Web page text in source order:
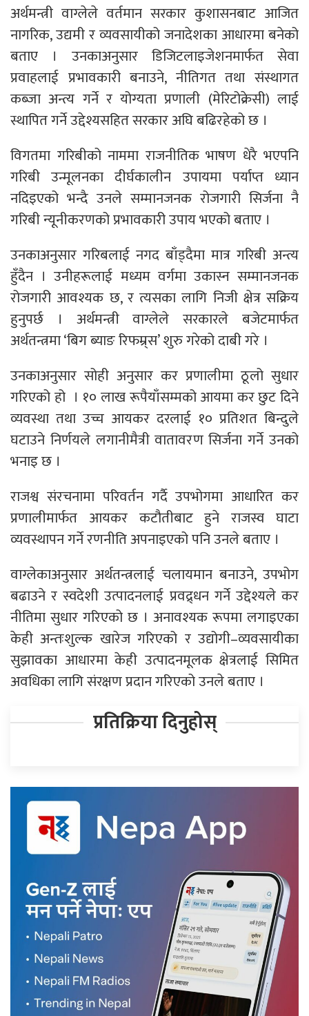
अर्थमन्त्री वाग्लेले वर्तमान सरकार कुशासनबाट आजित
नागरिक, उद्यमी र व्यवसायीको जनादेशका आधारमा बनेको
बताए । उनकाअनुसार डिजिटलाइजेशनमार्फत सेवा
प्रवाहलाई प्रभावकारी बनाउने, नीतिगत तथा संस्थागत
कब्जा अन्त्य गर्ने र योग्यता प्रणाली (मेरिटोक्रेसी) लाई
स्थापित गर्ने उद्देश्यसहित सरकार अघि बढिरहेको छ ।
विगतमा गरिबीको नाममा राजनीतिक भाषण धेरै भएपनि
गरिबी उन्मूलनका दीर्घकालीन उपायमा पर्याप्त ध्यान
नदिइएको भन्दै उनले सम्मानजनक रोजगारी सिर्जना नै
गरिबी न्यूनीकरणको प्रभावकारी उपाय भएको बताए ।
उनकाअनुसार गरिबलाई नगद बाँड्दैमा मात्र गरिबी अन्त्य
हुँदैन । उनीहरूलाई मध्यम वर्गमा उकास्न सम्मानजनक
रोजगारी आवश्यक छ, र त्यसका लागि निजी क्षेत्र सक्रिय
हुनुपर्छ । अर्थमन्त्री वाग्लेले सरकारले बजेटमार्फत
अर्थतन्त्रमा ‘बिग ब्याङ रिफम्र्स’ शुरु गरेको दाबी गरे ।
उनकाअनुसार सोही अनुसार कर प्रणालीमा ठूलो सुधार
गरिएको हो । १० लाख रूपैयाँसम्मको आयमा कर छुट दिने
व्यवस्था तथा उच्च आयकर दरलाई १० प्रतिशत बिन्दुले
घटाउने निर्णयले लगानीमैत्री वातावरण सिर्जना गर्ने उनको
भनाइ छ ।
राजश्व संरचनामा परिवर्तन गर्दै उपभोगमा आधारित कर
प्रणालीमार्फत आयकर कटौतीबाट हुने राजस्व घाटा
व्यवस्थापन गर्ने रणनीति अपनाइएको पनि उनले बताए ।
वाग्लेकाअनुसार अर्थतन्त्रलाई चलायमान बनाउने, उपभोग
बढाउने र स्वदेशी उत्पादनलाई प्रवद्र्धन गर्ने उद्देश्यले कर
नीतिमा सुधार गरिएको छ । अनावश्यक रूपमा लगाइएका
केही अन्तःशुल्क खारेज गरिएको र उद्योगी–व्यवसायीका
सुझावका आधारमा केही उत्पादनमूलक क्षेत्रलाई सिमित
अवधिका लागि संरक्षण प्रदान गरिएको उनले बताए ।
प्रतिक्रिया दिनुहोस्